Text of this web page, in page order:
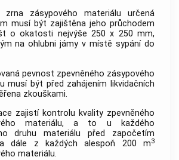
zrna zásypového materiálu určená
musí být zajištěna jeho průchodem
o okatosti nejvýše 250 x 250 mm,
na ohlubni jámy v místě sypání do
pevnost zpevněného zásypového
musí být před zahájením likvidačních
zkouškami.
zajistí kontrolu kvality zpevněného
materiálu, a to u každého
druhu materiálu před započetím
dále z každých alespoň 200 m3
materiálu.